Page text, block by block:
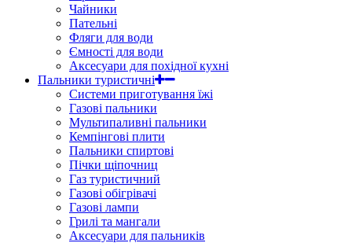
Чайники
Пательні
Фляги для води
Ємності для води
Аксесуари для похідної кухні
Пальники туристичні
Системи приготування їжі
Газові пальники
Мультипаливні пальники
Кемпінгові плити
Пальники спиртові
Пічки щіпочниц
Газ туристичний
Газові обігрівачі
Газові лампи
Грилі та мангали
Аксесуари для пальників